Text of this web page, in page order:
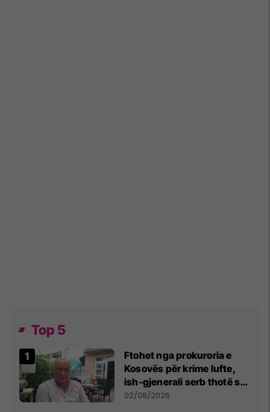
Top 5
Ftohet nga prokuroria e
Kosovës për krime lufte,
ish-gjenerali serb thotë se
dikush e tradhtoi në
02/08/2026